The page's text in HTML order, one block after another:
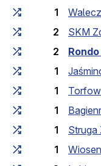
1
2
SKM
2
1
1
1
1
Struga
1